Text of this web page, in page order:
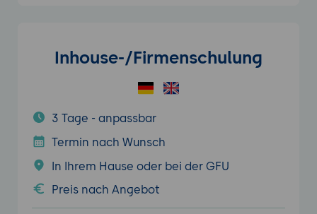
Inhouse-/Firmenschulung
3 Tage - anpassbar
Termin nach Wunsch
In Ihrem Hause oder bei der GFU
Preis nach Angebot